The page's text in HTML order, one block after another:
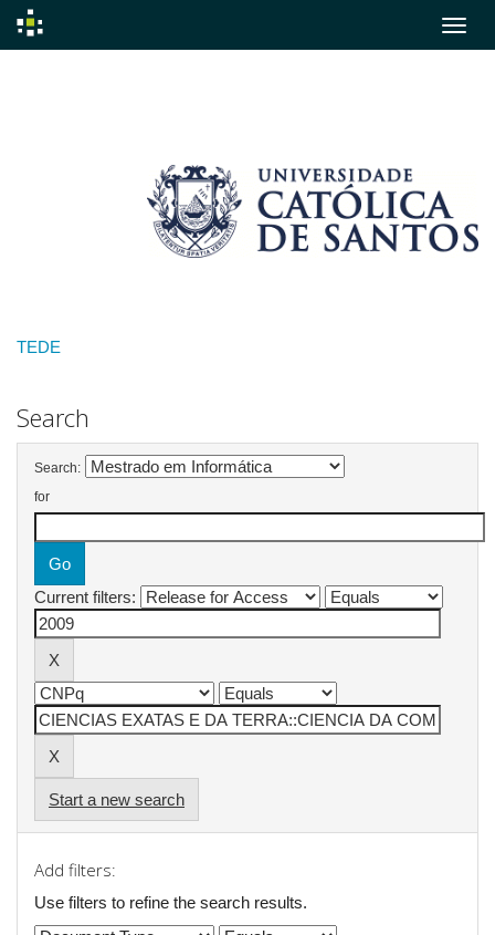
TEDE
Search
Search:
for
Current filters:
Start a new search
Add filters:
Use filters to refine the search results.